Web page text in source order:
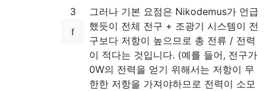
3
그러나 기본 요점은 Nikodemus가 언급
했듯이 전체 전구 + 조광기 시스템이 전
구보다 저항이 높으므로 총 전류 / 전력
이 적다는 것입니다. (예를 들어, 전구가
0W의 전력을 얻기 위해서는 저항이 무
한한 저항을 가져야하므로 전력이 소모